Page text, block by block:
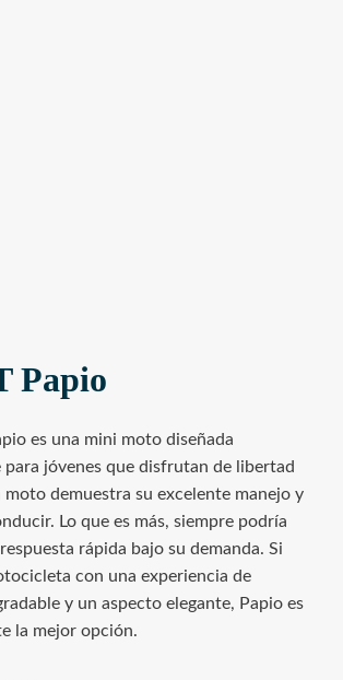
Papio
es una mini moto diseñada
para jóvenes que disfrutan de libertad
moto demuestra su excelente manejo y
Lo que es más, siempre podría
rápida bajo su demanda. Si
con una experiencia de
y un aspecto elegante, Papio es
la mejor opción.